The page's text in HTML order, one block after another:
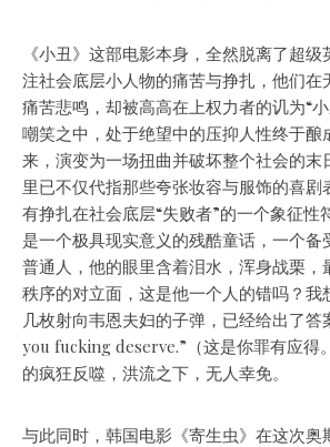
《小丑》这部电影本身，全然脱离了超
注社会底层小人物的痛苦与挣扎，他们在
痛苦悲鸣，却被高高在上权力者的讥为“
嘲笑之中，处于绝望中的压抑人性终于酿
来，演变为一场扭曲并破坏整个社会的末
里已不仅代指那些夸张妆容与服饰的喜剧
有挣扎在社会底层“失败者”的一个象征性
是一个极具现实意义的残酷童话，一个备
普通人，他的眼里含着泪水，浑身战栗，
秩序的对立面，这是他一个人的错吗？我
几枚射向韦恩夫妇的子弹，已经给出了答
you fucking deserve.”（这是你罪有应得
的疯狂反噬，洪流之下，无人幸免。
与此同时，韩国电影《寄生虫》在这次奥